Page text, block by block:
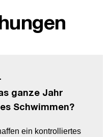
ganze Jahr
Schwimmen?
ein kontrolliertes